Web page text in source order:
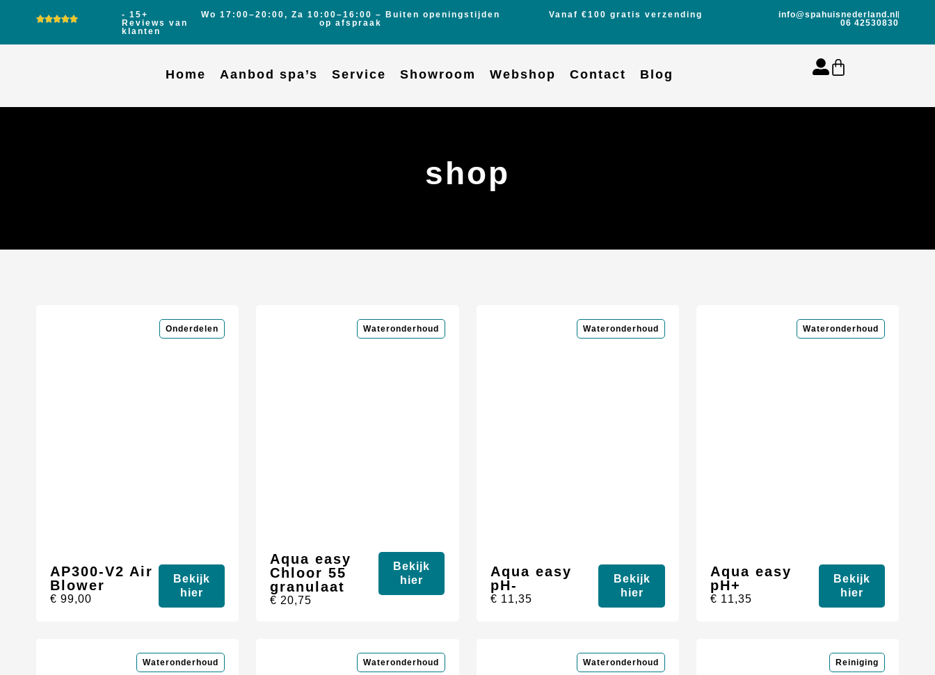
- 15+
Reviews van
klanten
Wo 17:00–20:00, Za 10:00–16:00 – Buiten openingstijden
op afspraak
Vanaf €100 gratis verzending
info@spahuisnederland.nl
06 42530830
Home Aanbod spa’s Service Showroom Webshop Contact Blog
shop
Onderdelen
AP300-V2 Air
Blower
€ 99,00
Bekijk
hier
Wateronderhoud
Aqua easy
Chloor 55
granulaat
€ 20,75
Bekijk
hier
Wateronderhoud
Aqua easy
pH-
€ 11,35
Bekijk
hier
Wateronderhoud
Aqua easy
pH+
€ 11,35
Bekijk
hier
Wateronderhoud Wateronderhoud Wateronderhoud Reiniging